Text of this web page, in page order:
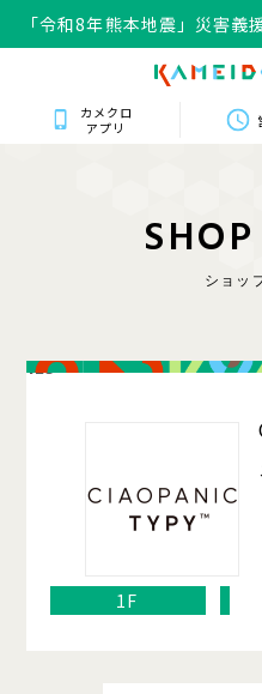
「令和8年熊本地震」災害義
カメクロ
アプリ
SHOP
ショッ
125
1F